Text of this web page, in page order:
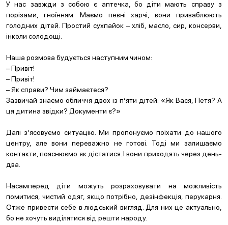
У нас завжди з собою є аптечка, бо діти мають справу з
порізами, гноїнням. Маємо певні харчі, вони приваблюють
голодних дітей. Простий сухпайок – хліб, масло, сир, консерви,
інколи солодощі.
Наша розмова будується наступним чином:
– Привіт!
– Привіт!
– Як справи? Чим займаєтеся?
Зазвичай знаємо обличчя двох із п’яти дітей: «Як Вася, Петя? А
ця дитина звідки? Документи є?»
Далі з’ясовуємо ситуацію. Ми пропонуємо поїхати до нашого
центру, але вони переважно не готові. Тоді ми залишаємо
контакти, пояснюємо як дістатися. І вони приходять через день-
два.
Насамперед діти можуть розраховувати на можливість
помитися, чистий одяг, якщо потрібно, дезінфекція, перукарня.
Отже привести себе в людський вигляд. Для них це актуально,
бо не хочуть виділятися від решти народу.